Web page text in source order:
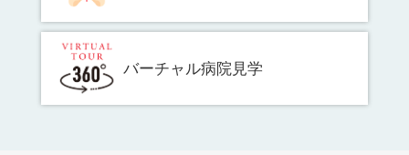
バーチャル病院見学